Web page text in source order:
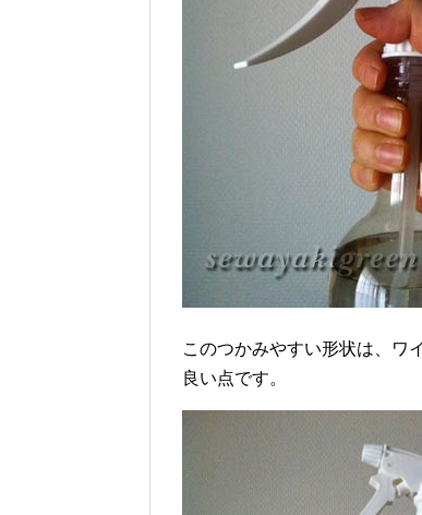
このつかみやすい形状は、ワ
良い点です。